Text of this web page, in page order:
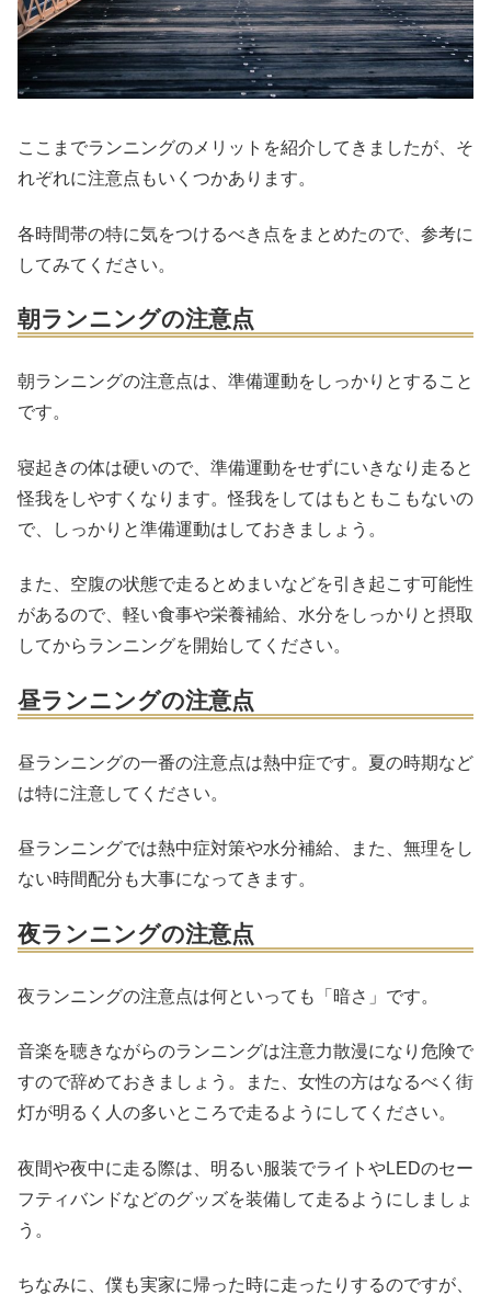
ここまでランニングのメリットを紹介してきましたが、そ
れぞれに注意点もいくつかあります。
各時間帯の特に気をつけるべき点をまとめたので、参考に
してみてください。
朝ランニングの注意点
朝ランニングの注意点は、準備運動をしっかりとすること
です。
寝起きの体は硬いので、準備運動をせずにいきなり走ると
怪我をしやすくなります。怪我をしてはもともこもないの
で、しっかりと準備運動はしておきましょう。
また、空腹の状態で走るとめまいなどを引き起こす可能性
があるので、軽い食事や栄養補給、水分をしっかりと摂取
してからランニングを開始してください。
昼ランニングの注意点
昼ランニングの一番の注意点は熱中症です。夏の時期など
は特に注意してください。
昼ランニングでは熱中症対策や水分補給、また、無理をし
ない時間配分も大事になってきます。
夜ランニングの注意点
夜ランニングの注意点は何といっても「暗さ」です。
音楽を聴きながらのランニングは注意力散漫になり危険で
すので辞めておきましょう。また、女性の方はなるべく街
灯が明るく人の多いところで走るようにしてください。
夜間や夜中に走る際は、明るい服装でライトやLEDのセー
フティバンドなどのグッズを装備して走るようにしましょ
う。
ちなみに、僕も実家に帰った時に走ったりするのですが、